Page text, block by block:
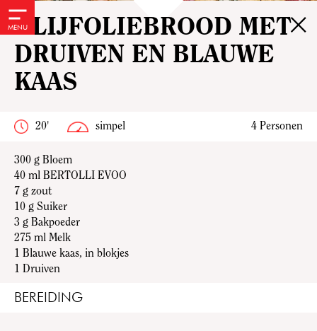
MENU ×
OLIJFOLIEBROOD MET
DRUIVEN EN BLAUWE
KAAS
20' simpel 4 Personen
300 g Bloem
40 ml BERTOLLI EVOO
7 g zout
10 g Suiker
3 g Bakpoeder
275 ml Melk
1 Blauwe kaas, in blokjes
1 Druiven
BEREIDING